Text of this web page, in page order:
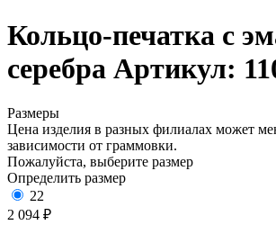
Кольцо-печатка с
серебра Артикул:
Размеры
Цена изделия в разных филиалах может
зависимости от граммовки.
Пожалуйста, выберите размер
Определить размер
22
2 094 ₽